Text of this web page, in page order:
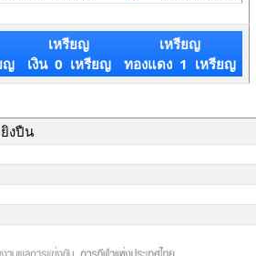
ญ
เหรียญ
เงิน 0 เหรียญ
เหรียญ
ทองแดง 1 เหรียญ
งปืน